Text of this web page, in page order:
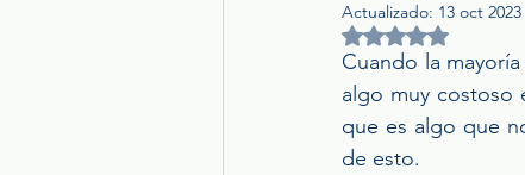
Actualizado: 13 oct 2023
Obtuvo NaN de 5
Cuando la
algo muy costoso
que es algo que
de esto.